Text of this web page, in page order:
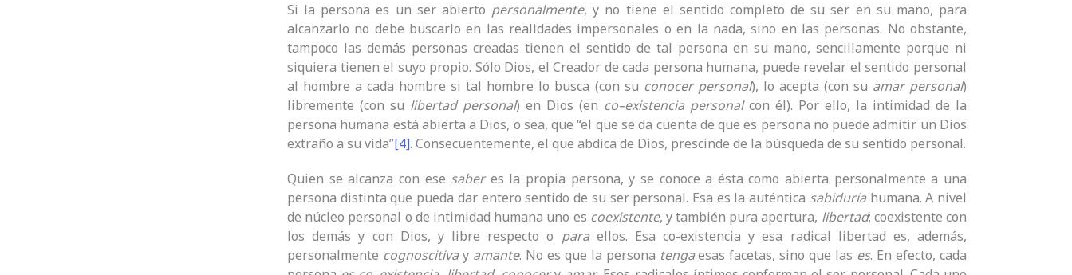
Si la persona es un ser abierto personalmente, y no tiene el sentido completo de su ser en su mano, para
alcanzarlo no debe buscarlo en las realidades impersonales o en la nada, sino en las personas. No obstante,
tampoco las demás personas creadas tienen el sentido de tal persona en su mano, sencillamente porque ni
siquiera tienen el suyo propio. Sólo Dios, el Creador de cada persona humana, puede revelar el sentido personal
al hombre a cada hombre si tal hombre lo busca (con su conocer personal), lo acepta (con su amar personal)
libremente (con su libertad personal) en Dios (en co–existencia personalcon él). Por ello, la intimidad de la
persona humana está abierta a Dios, o sea, que “el que se da cuenta de que es persona no puede admitir un Dios
extraño a su vida”[4]. Consecuentemente, el que abdica de Dios, prescinde de la búsqueda de su sentido personal.
Quien se alcanza con ese saberes la propia persona, y se conoce a ésta como abierta personalmente a una
persona distinta que pueda dar entero sentido de su ser personal. Esa es la auténtica sabiduríahumana. A nivel
de núcleo personal o de intimidad humana uno es coexistente, y también pura apertura, libertad; coexistente con
los demás y con Dios, y libre respecto o paraellos. Esa co-existencia y esa radical libertad es, además,
personalmente cognoscitivay amante. No es que la persona tengaesas facetas, sino que las es. En efecto, cada